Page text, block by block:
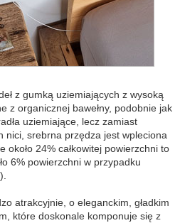
z gumką uziemiających z wysoką
z organicznej bawełny, podobnie jak
uziemiające, lecz zamiast
nici, srebrna przędza jest wpleciona
około 24% całkowitej powierzchni to
6% powierzchni w przypadku
atrakcyjnie, o eleganckim, gładkim
które doskonale komponuje się z